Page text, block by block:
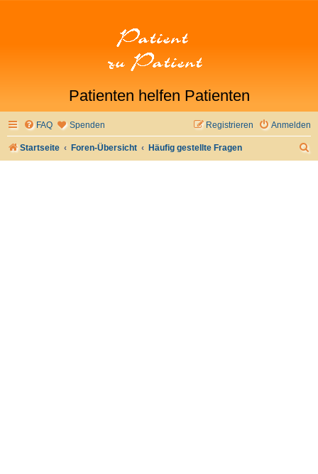
Patienten helfen Patienten
FAQ Spenden Anmelden
Registrieren
Startseite Foren-Übersicht Häufig gestellte Fragen